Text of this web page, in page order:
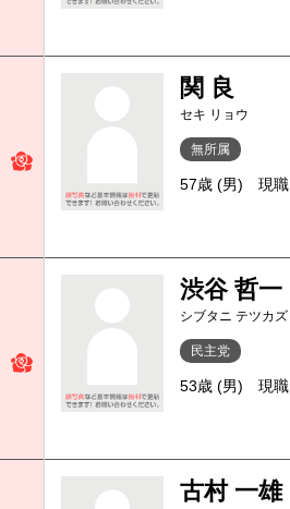
関 良
セキ リョウ
無所属
57歳 (男) 現職
渋谷 哲一
シブタニ テツカズ
民主党
53歳 (男) 現職
古村 一雄